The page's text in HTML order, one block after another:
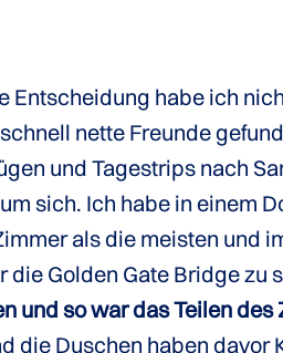
Entscheidung habe ich
nette Freunde
und Tagestrips nach
sich. Ich habe in einem
als die meisten und
Golden Gate Bridge
und so war das Teilen
die Duschen haben